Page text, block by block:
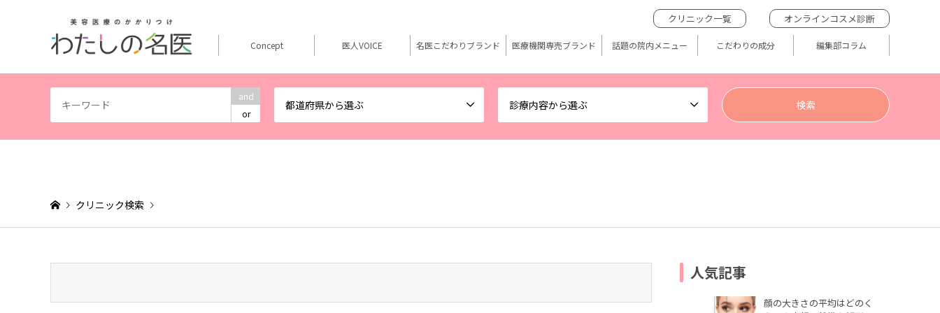
and
or
都道府県から選ぶ 診療内容から選ぶ
クリニック一覧 オンラインコスメ診断
Concept 医人VOICE 名医こだわりブランド 医療機関専売ブランド 話題の院内メニュー こだわりの成分 編集部コラム
クリニック検索
人気記事
顔の大きさの平均はどのく